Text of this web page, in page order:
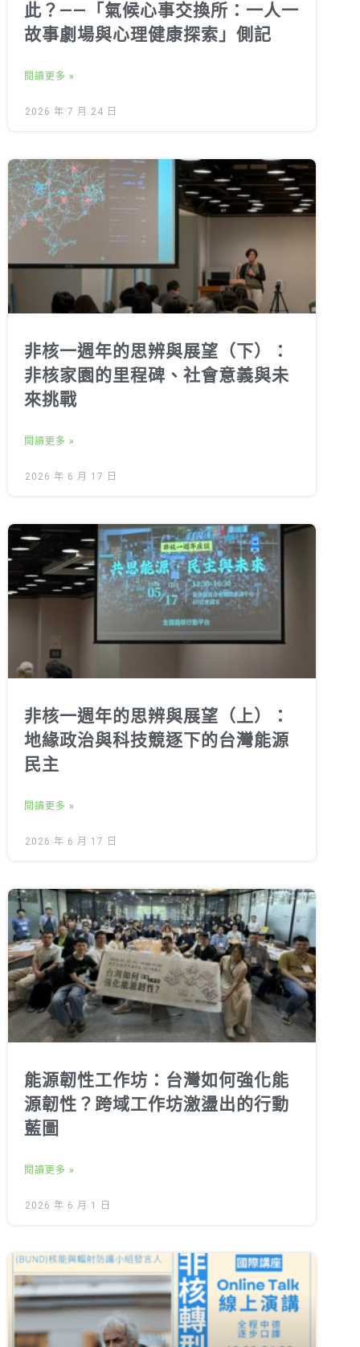
此？——「氣候心事交換所：一人一
故事劇場與心理健康探索」側記
閱讀更多 »
2026 年 7 月 24 日
非核一週年的思辨與展望（下）：
非核家園的里程碑、社會意義與未
來挑戰
閱讀更多 »
2026 年 6 月 17 日
非核一週年的思辨與展望（上）：
地緣政治與科技競逐下的台灣能源
民主
閱讀更多 »
2026 年 6 月 17 日
能源韌性工作坊：台灣如何強化能
源韌性？跨域工作坊激盪出的行動
藍圖
閱讀更多 »
2026 年 6 月 1 日